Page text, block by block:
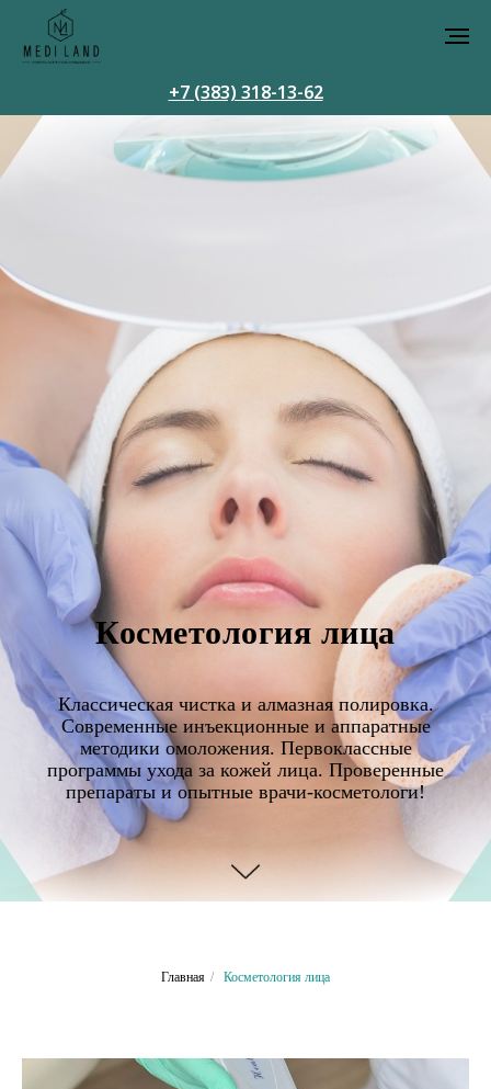
+7 (383) 318-13-62
Косметология лица
Классическая чистка и алмазная полировка.
Современные инъекционные и аппаратные
методики омоложения. Первоклассные
программы ухода за кожей лица. Проверенные
препараты и опытные врачи-косметологи!
Главная / Косметология лица